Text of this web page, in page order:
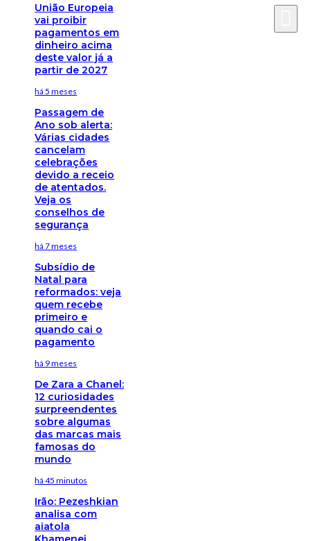
União Europeia
vai proibir
pagamentos em
dinheiro acima
deste valor já a
partir de 2027
há 5 meses
Passagem de
Ano sob alerta:
Várias cidades
cancelam
celebrações
devido a receio
de atentados.
Veja os
conselhos de
segurança
há 7 meses
Subsídio de
Natal para
reformados: veja
quem recebe
primeiro e
quando cai o
pagamento
há 9 meses
De Zara a Chanel:
12 curiosidades
surpreendentes
sobre algumas
das marcas mais
famosas do
mundo
há 45 minutos
Irão: Pezeshkian
analisa com
aiatola